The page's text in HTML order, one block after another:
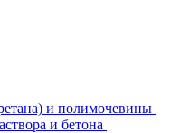
и полимочевины
и бетона